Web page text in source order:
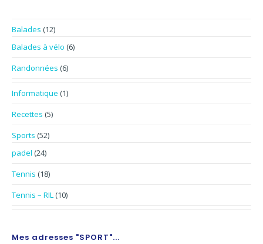
Balades (12)
Balades à vélo (6)
Randonnées (6)
Informatique (1)
Recettes (5)
Sports (52)
padel (24)
Tennis (18)
Tennis – RIL (10)
Mes adresses "SPORT"...